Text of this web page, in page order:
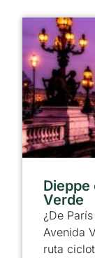
Dieppe
Verde
¿De
Avenida
ruta